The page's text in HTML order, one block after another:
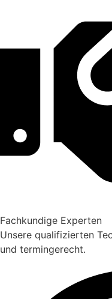
Fachkundige Experten
Unsere qualifizierten
und termingerecht.